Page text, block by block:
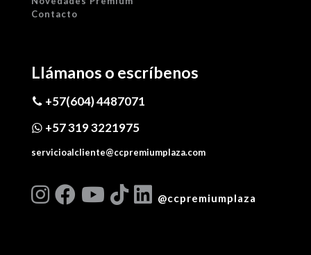
Contacto
Llámanos o escríbenos
+57(604) 4487071
+57 319 3221975
servicioalcliente@ccpremiumplaza.com
@ccpremiumplaza